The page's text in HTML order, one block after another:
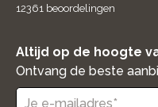
12361 beoordelingen
Altijd op de hoogte
Ontvang de beste